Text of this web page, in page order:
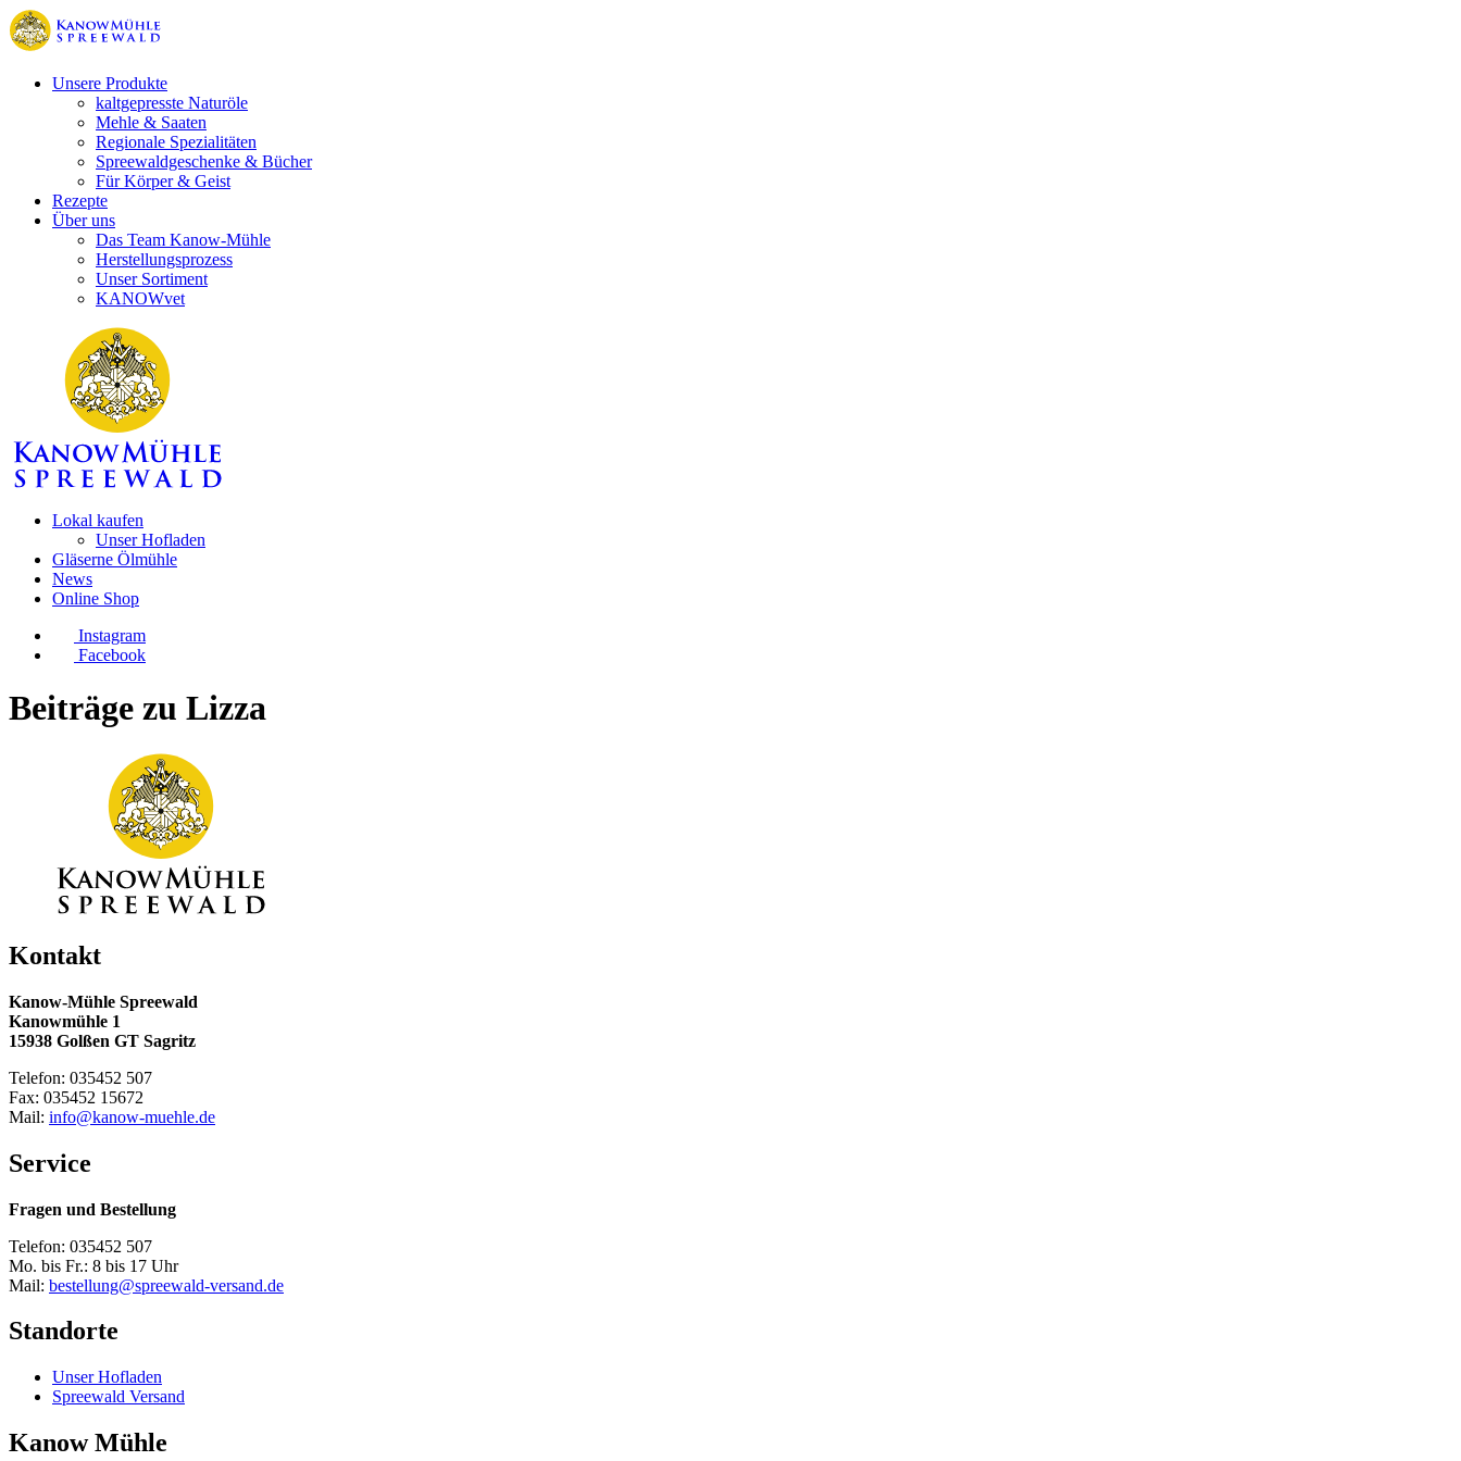
Unsere Produkte
kaltgepresste Naturöle
Mehle & Saaten
Regionale Spezialitäten
Spreewaldgeschenke & Bücher
Für Körper & Geist
Rezepte
Über uns
Das Team Kanow-Mühle
Herstellungsprozess
Unser Sortiment
KANOWvet
Lokal kaufen
Unser Hofladen
Gläserne Ölmühle
News
Online Shop
Instagram
Facebook
Beiträge zu Lizza
Kontakt
Kanow-Mühle Spreewald
Kanowmühle 1
15938 Golßen GT Sagritz
Telefon: 035452 507
Fax: 035452 15672
Mail: info@kanow-muehle.de
Service
Fragen und Bestellung
Telefon: 035452 507
Mo. bis Fr.: 8 bis 17 Uhr
Mail: bestellung@spreewald-versand.de
Standorte
Unser Hofladen
Spreewald Versand
Kanow Mühle